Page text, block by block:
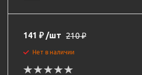
141 ₽ /шт 210₽
Нет в наличии